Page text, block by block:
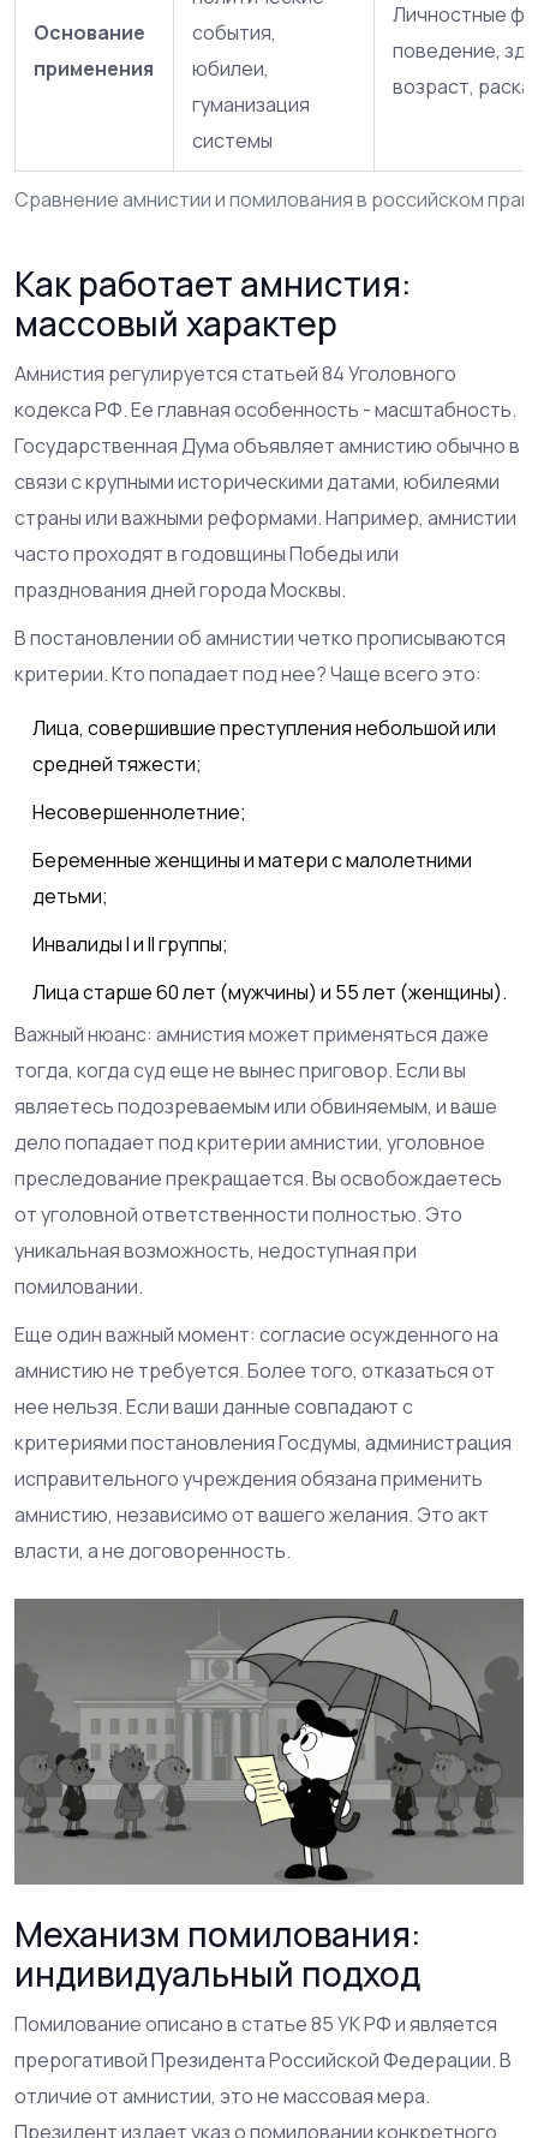
Сравнение амнистии и помилования в российском
Основание
применения
события,
юбилеи,
гуманизация
системы
Личностные
поведение,
возраст,
Как работает амнистия:
массовый характер
Амнистия регулируется статьей 84 Уголовного
кодекса РФ. Ее главная особенность - масштабность.
Государственная Дума объявляет амнистию обычно в
связи с крупными историческими датами, юбилеями
страны или важными реформами. Например, амнистии
часто проходят в годовщины Победы или
празднования дней города Москвы.
В постановлении об амнистии четко прописываются
критерии. Кто попадает под нее? Чаще всего это:
Лица, совершившие преступления небольшой или
средней тяжести;
Несовершеннолетние;
Беременные женщины и матери с малолетними
детьми;
Инвалиды I и II группы;
Лица старше 60 лет (мужчины) и 55 лет (женщины).
Важный нюанс: амнистия может применяться даже
тогда, когда суд еще не вынес приговор. Если вы
являетесь подозреваемым или обвиняемым, и ваше
дело попадает под критерии амнистии, уголовное
преследование прекращается. Вы освобождаетесь
от уголовной ответственности полностью. Это
уникальная возможность, недоступная при
помиловании.
Еще один важный момент: согласие осужденного на
амнистию не требуется. Более того, отказаться от
нее нельзя. Если ваши данные совпадают с
критериями постановления Госдумы, администрация
исправительного учреждения обязана применить
амнистию, независимо от вашего желания. Это акт
власти, а не договоренность.
Механизм помилования:
индивидуальный подход
Помилование описано в статье 85 УК РФ и является
прерогативой Президента Российской Федерации. В
отличие от амнистии, это не массовая мера.
Президент издает указ о помиловании конкретного